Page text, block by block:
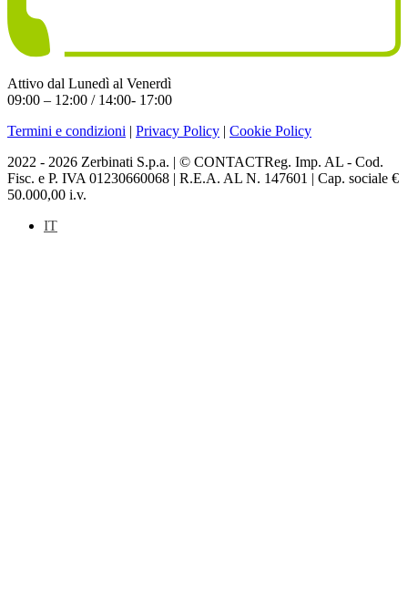
Attivo dal Lunedì al Venerdì
09:00 – 12:00 / 14:00- 17:00
Termini e condizioni | Privacy Policy | Cookie Policy
2022 - 2026 Zerbinati S.p.a. | © CONTACTReg. Imp. AL - Cod.
Fisc. e P. IVA 01230660068 | R.E.A. AL N. 147601 | Cap. sociale €
50.000,00 i.v.
IT